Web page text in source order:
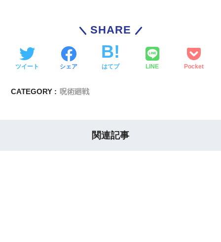
SHARE
ツイート シェア はてブ LINE Pocket
CATEGORY : 呪術廻戦
関連記事